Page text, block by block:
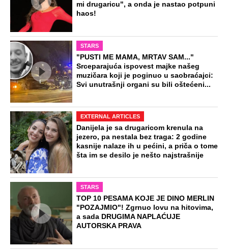
mi drugaricu", a onda je nastao potpuni
haos!
STARS
"PUSTI ME MAMA, MRTAV SAM..."
Srceparajuća ispovest majke našeg
muzičara koji je poginuo u saobraćajci:
Svi unutrašnji organi su bili oštećeni...
EXTERNAL ARTICLES
Danijela je sa drugaricom krenula na
jezero, pa nestala bez traga: 2 godine
kasnije nalaze ih u pećini, a priča o tome
šta im se desilo je nešto najstrašnije
STARS
TOP 10 PESAMA KOJE JE DINO MERLIN
"POZAJMIO"! Zgrnuo lovu na hitovima,
a sada DRUGIMA NAPLAĆUJE
AUTORSKA PRAVA